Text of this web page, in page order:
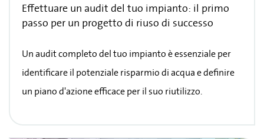
Effettuare un audit del tuo impianto: il primo
passo per un progetto di riuso di successo
Un audit completo del tuo impianto è essenziale per
identificare il potenziale risparmio di acqua e definire
un piano d'azione efficace per il suo riutilizzo.